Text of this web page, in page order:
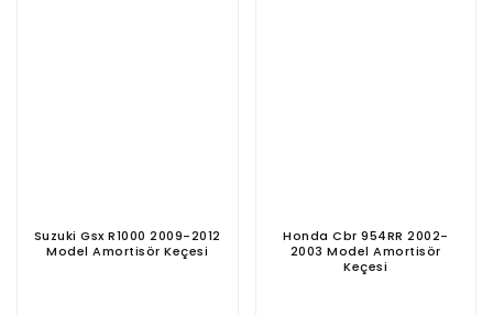
Suzuki Gsx R1000 2009-2012
Model Amortisör Keçesi
Honda Cbr 954RR 2002-
2003 Model Amortisör
Keçesi